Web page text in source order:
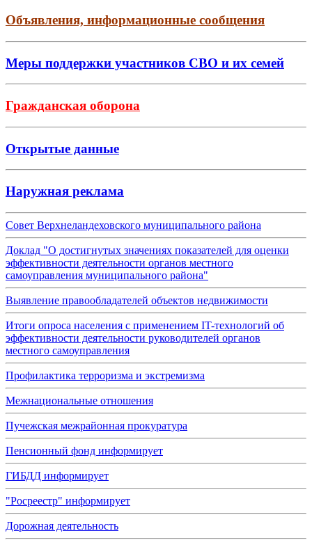
Объявления, информационные сообщения
Меры поддержки участников СВО и их семей
Гражданская оборона
Открытые данные
Наружная реклама
Совет Верхнеландеховского муниципального района
Доклад "О достигнутых значениях показателей для оценки
эффективности деятельности органов местного
самоуправления муниципального района"
Выявление правообладателей объектов недвижимости
Итоги опроса населения с применением IT-технологий об
эффективности деятельности руководителей органов
местного самоуправления
Профилактика терроризма и экстремизма
Межнациональные отношения
Пучежская межрайонная прокуратура
Пенсионный фонд информирует
ГИБДД информирует
"Росреестр" информирует
Дорожная деятельность